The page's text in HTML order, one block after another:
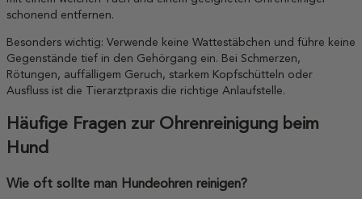
schonend entfernen.
Besonders wichtig: Verwende keine Wattestäbchen und führe keine
Gegenstände tief in den Gehörgang ein. Bei Schmerzen,
Rötungen, auffälligem Geruch, starkem Kopfschütteln oder
Ausfluss ist die Tierarztpraxis die richtige Anlaufstelle.
Häufige Fragen zur Ohrenreinigung beim
Hund
Wie oft sollte man Hundeohren reinigen?